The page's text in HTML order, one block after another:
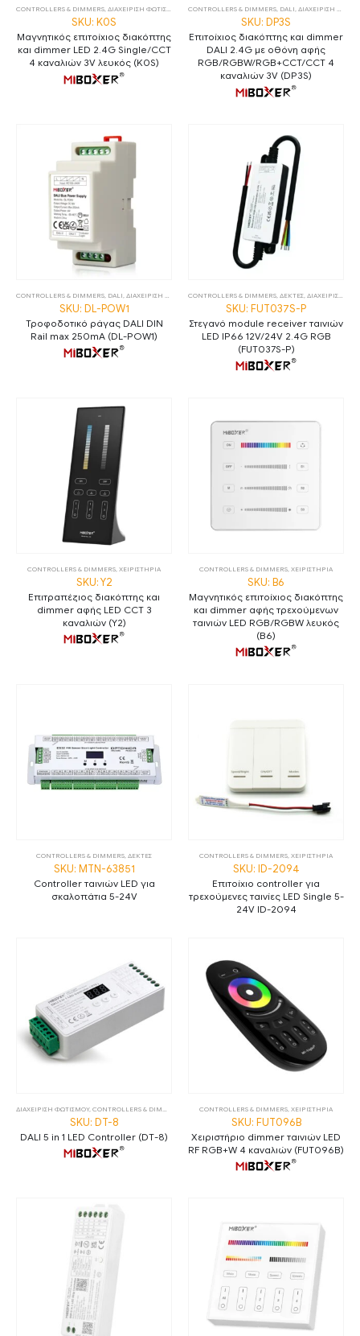
CONTROLLERS & DIMMERS, ΔΙΑΧΕΙΡΙΣΗ ΦΩΤΙΣΜΟΥ ΧΕΙΡΙΣΤΗΡΙΑ
SKU: K0S
Μαγνητικός επιτοίχιος διακόπτης
και dimmer LED 2.4G Single/CCT
4 καναλιών 3V λευκός (K0S)
CONTROLLERS & DIMMERS, DALI, ΔΙΑΧΕΙΡΙΣΗ ΦΩΤΙΣΜΟΥ
SKU: DP3S
Επιτοίχιος διακόπτης και dimmer
DALI 2.4G με οθόνη αφής
RGB/RGBW/RGB+CCT/CCT 4
καναλιών 3V (DP3S)
CONTROLLERS & DIMMERS DALI ΔΙΑΧΕΙΡΙΣΗ ΦΩΤΙΣΜΟΥ ,ΤΡΟΦΟΔΟΤΙΚΑ ,ΤΡΟΦΟΔΟΤΙΚΑ DALI,
SKU: DL-POW1
Τροφοδοτικό ράγας DALI DIN
Rail max 250mA (DL-POW1)
CONTROLLERS & DIMMERS ΔΕΚΤΕΣ ΔΙΑΧΕΙΡΙΣΗ ΦΩΤΙΣΜΟΥ
SKU: FUT037S-P
Στεγανό module receiver ταινιών
LED IP66 12V/24V 2.4G RGB
(FUT037S-P)
CONTROLLERS & DIMMERS ΧΕΙΡΙΣΤΗΡΙΑ
SKU: Y2
Επιτραπέζιος διακόπτης και
dimmer αφής LED CCT 3
καναλιών (Y2)
CONTROLLERS & DIMMERS ΧΕΙΡΙΣΤΗΡΙΑ
SKU: B6
Μαγνητικός επιτοίχιος διακόπτης
και dimmer αφής τρεχούμενων
ταινιών LED RGB/RGBW λευκός
(B6)
CONTROLLERS & DIMMERS ΔΕΚΤΕΣ
SKU: MTN-63851
Controller ταινιών LED για
σκαλοπάτια 5-24V
CONTROLLERS & DIMMERS ΧΕΙΡΙΣΤΗΡΙΑ
SKU: ID-2094
Επιτοίχιο controller για
τρεχούμενες ταινίες LED Single 5-
24V ID-2094
ΔΙΑΧΕΙΡΙΣΗ ΦΩΤΙΣΜΟΥ, CONTROLLERS & DIMMERS
SKU: DT-8
DALI 5 in 1 LED Controller (DT-8)
CONTROLLERS & DIMMERS ΧΕΙΡΙΣΤΗΡΙΑ
SKU: FUT096B
Χειριστήριο dimmer ταινιών LED
RF RGB+W 4 καναλιών (FUT096B)